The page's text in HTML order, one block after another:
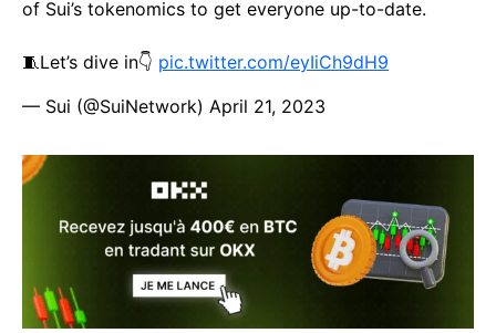
of Sui’s tokenomics to get everyone up-to-date.
🧵Let’s dive in👇 pic.twitter.com/eyIiCh9dH9
— Sui (@SuiNetwork) April 21, 2023